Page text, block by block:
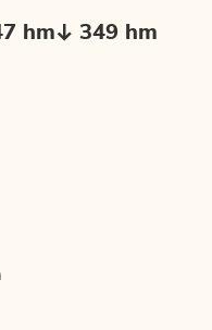
hm 349 hm